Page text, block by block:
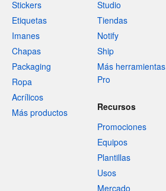
Stickers
Etiquetas
Imanes
Chapas
Packaging
Ropa
Acrílicos
Más productos
Studio
Tiendas
Notify
Ship
Más herramientas
Pro
Recursos
Promociones
Equipos
Plantillas
Usos
Mercado